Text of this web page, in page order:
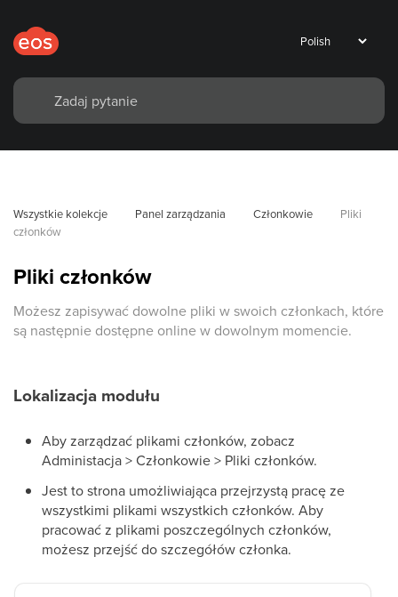
Wszystkie kolekcje Panel zarządzania Członkowie
Pliki
członków
Pliki członków
Możesz zapisywać dowolne pliki w swoich członkach, które
są następnie dostępne online w dowolnym momencie.
Lokalizacja modułu
Aby zarządzać plikami członków, zobacz
Administacja > Członkowie > Pliki członków.
Jest to strona umożliwiająca przejrzystą pracę ze
wszystkimi plikami wszystkich członków. Aby
pracować z plikami poszczególnych członków,
możesz przejść do szczegółów członka.